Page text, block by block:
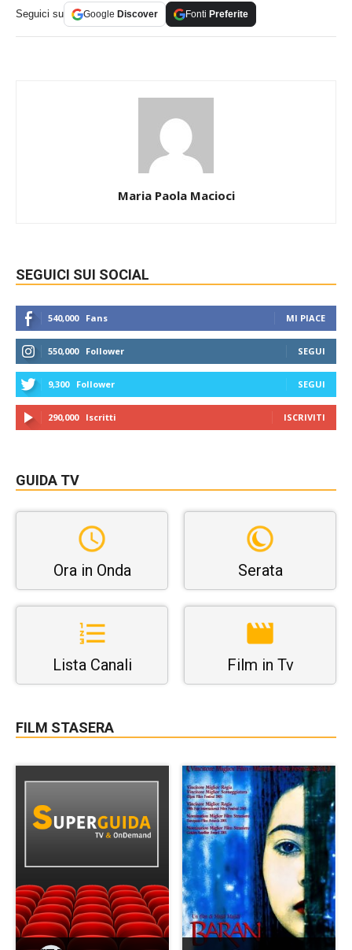
Seguici su Google Discover Fonti Preferite
Maria Paola Macioci
SEGUICI SUI SOCIAL
540,000 Fans MI PIACE
550,000 Follower SEGUI
9,300 Follower SEGUI
290,000 Iscritti ISCRIVITI
GUIDA TV
Ora in Onda Serata
Lista Canali Film in Tv
FILM STASERA